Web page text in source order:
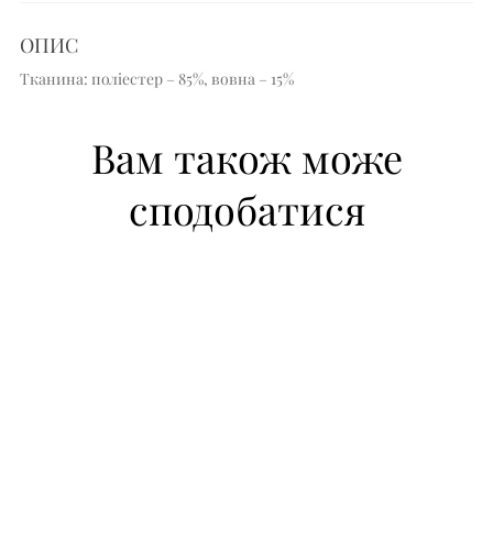
ОПИС
Тканина: поліестер – 85%, вовна – 15%
Вам також може
сподобатися